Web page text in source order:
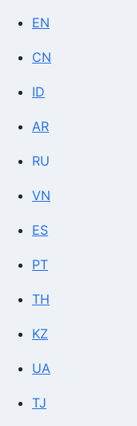
EN
CN
ID
AR
RU
VN
ES
PT
TH
KZ
UA
TJ